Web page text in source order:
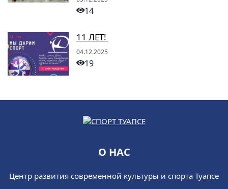
14
11 ЛЕТ!
04.12.2025
19
О НАС
Центр развития современной культуры и спорта Туапсе